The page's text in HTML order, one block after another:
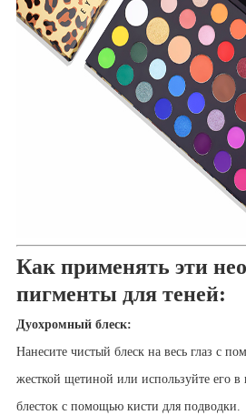
Как применять эти
пигменты для теней:
Дуохромный блеск:
Нанесите чистый блеск на весь глаз с
жесткой щетиной или используйте его в
блесток с помощью кисти для подводки.